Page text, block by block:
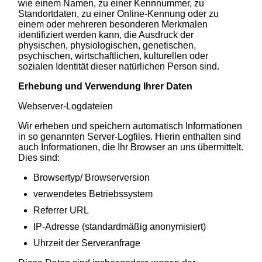
wie einem Namen, zu einer Kennnummer, zu
Standortdaten, zu einer Online-Kennung oder zu
einem oder mehreren besonderen Merkmalen
identifiziert werden kann, die Ausdruck der
physischen, physiologischen, genetischen,
psychischen, wirtschaftlichen, kulturellen oder
sozialen Identität dieser natürlichen Person sind.
Erhebung und Verwendung Ihrer Daten
Webserver-Logdateien
Wir erheben und speichern automatisch Informationen
in so genannten Server-Logfiles. Hierin enthalten sind
auch Informationen, die Ihr Browser an uns übermittelt.
Dies sind:
Browsertyp/ Browserversion
verwendetes Betriebssystem
Referrer URL
IP-Adresse (standardmäßig anonymisiert)
Uhrzeit der Serveranfrage